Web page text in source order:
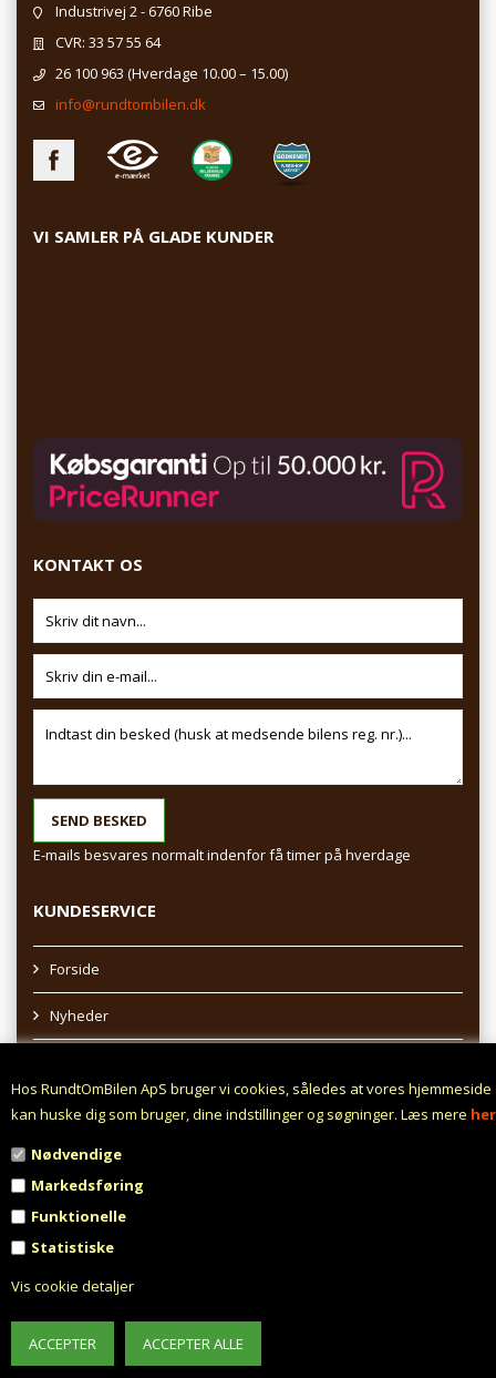
Hos RundtOmBilen ApS bruger vi cookies, således at vores hjemmeside
kan huske dig som bruger, dine indstillinger og søgninger. Læs mere her
Nødvendige
Markedsføring
Funktionelle
Statistiske
Vis cookie detaljer
Industrivej 2 - 6760 Ribe
CVR: 33 57 55 64
26 100 963 (Hverdage 10.00 – 15.00)
info@rundtombilen.dk
VI SAMLER PÅ GLADE KUNDER
KONTAKT OS
E-mails besvares normalt indenfor få timer på hverdage
KUNDESERVICE
Forside
Nyheder
Afhentning af varer
Profil
Fortrydelsesret
Fortryd aftale
Fragt fra 0,- !